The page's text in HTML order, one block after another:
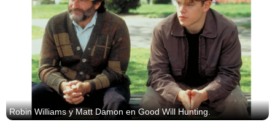
Robin Williams y Matt Damon en Good Will Hunting.